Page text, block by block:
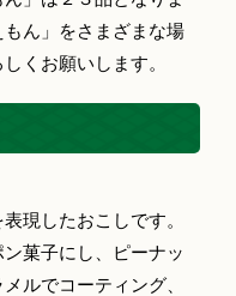
ん」をさまざまな場
くお願いします。
現したおこしです。
菓子にし、ピーナッ
ルでコーティング、